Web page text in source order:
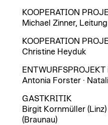
KOOPERATION
Michael Zinner,
KOOPERATION
Christine Heyduk
Antonia Forster ·
GASTKRITIK
Birgit Kornmüller (Linz)
(Braunau)